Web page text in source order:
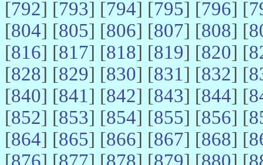
[792] [793] [794] [795] [796] [
[804] [805] [806] [807] [808] [
[816] [817] [818] [819] [820] [
[828] [829] [830] [831] [832] [
[840] [841] [842] [843] [844] [
[852] [853] [854] [855] [856] [
[864] [865] [866] [867] [868] [
[876] [877] [878] [879] [880] [